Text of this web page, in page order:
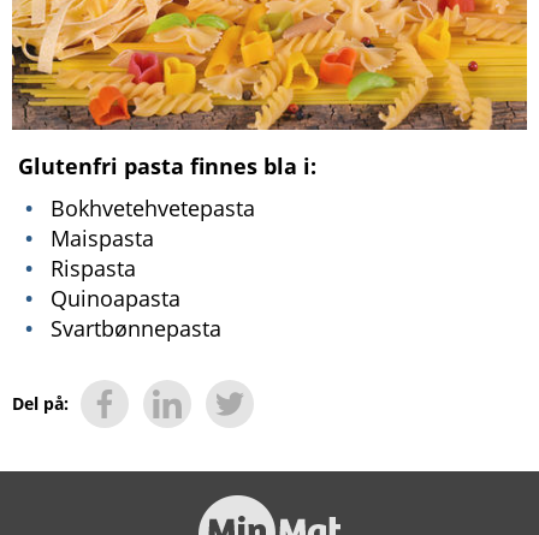
Glutenfri pasta finnes bla i:
Bokhvetehvetepasta
Maispasta
Rispasta
Quinoapasta
Svartbønnepasta
Del på: